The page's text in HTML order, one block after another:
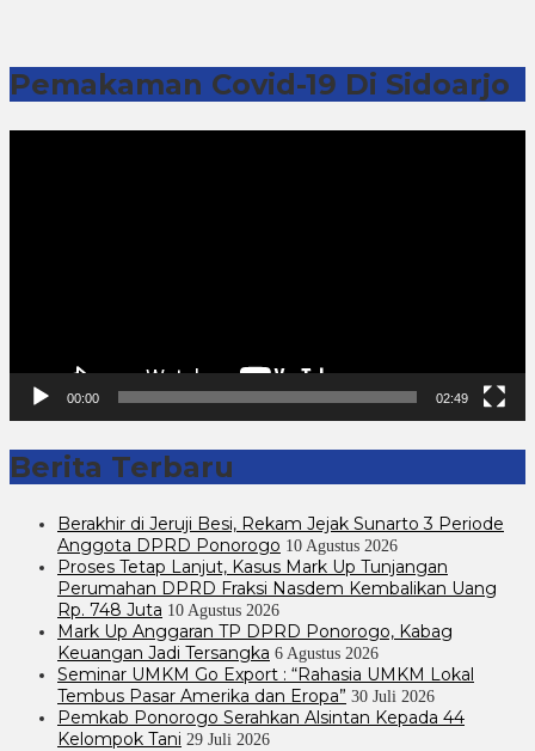
Pemakaman Covid-19 Di Sidoarjo
00:00 02:49
Berita Terbaru
Berakhir di Jeruji Besi, Rekam Jejak Sunarto 3 Periode
Anggota DPRD Ponorogo 10 Agustus 2026
Proses Tetap Lanjut, Kasus Mark Up Tunjangan
Perumahan DPRD Fraksi Nasdem Kembalikan Uang
Rp. 748 Juta 10 Agustus 2026
Mark Up Anggaran TP DPRD Ponorogo, Kabag
Keuangan Jadi Tersangka 6 Agustus 2026
Seminar UMKM Go Export : “Rahasia UMKM Lokal
Tembus Pasar Amerika dan Eropa” 30 Juli 2026
Pemkab Ponorogo Serahkan Alsintan Kepada 44
Kelompok Tani 29 Juli 2026